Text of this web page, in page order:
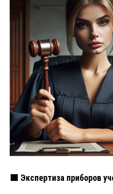
🟩 Экспертиза приборов